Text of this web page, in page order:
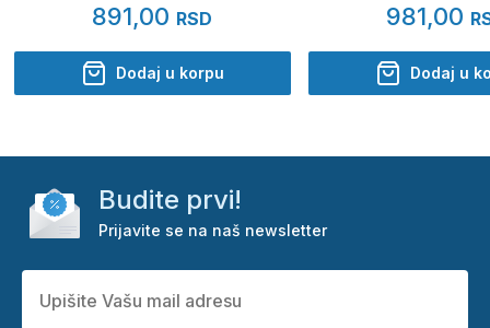
891,00 RSD
Dodaj u korpu
981,00
Dodaj u
Budite prvi!
Prijavite se na naš newsletter